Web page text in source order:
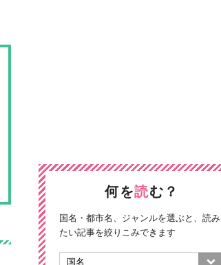
何を読む？
国名・都市名、ジャンルを選ぶと、読み
たい記事を絞りこみできます